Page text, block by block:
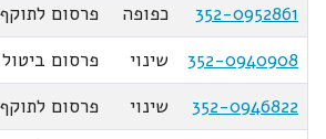
352-0952861
כפופה
פרסום לתוקף
352-0940908
שינוי
פרסום ביטול
352-0946822
שינוי
פרסום לתוקף